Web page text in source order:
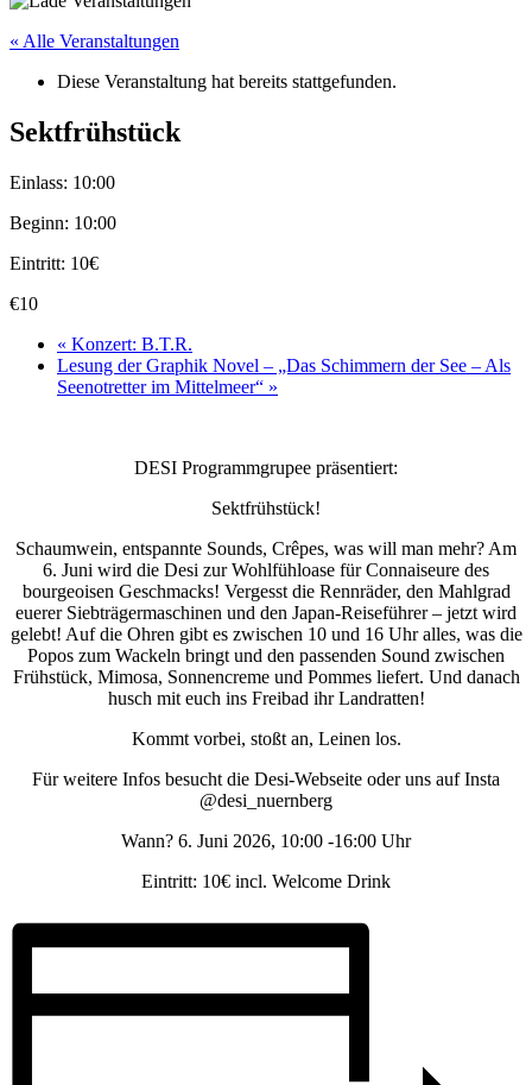
« Alle Veranstaltungen
Diese Veranstaltung hat bereits stattgefunden.
Sektfrühstück
Einlass: 10:00
Beginn: 10:00
Eintritt: 10€
€10
« Konzert: B.T.R.
Lesung der Graphik Novel – „Das Schimmern der See – Als
Seenotretter im Mittelmeer“ »
DESI Programmgrupee präsentiert:
Sektfrühstück!
Schaumwein, entspannte Sounds, Crêpes, was will man mehr? Am
6. Juni wird die Desi zur Wohlfühloase für Connaiseure des
bourgeoisen Geschmacks! Vergesst die Rennräder, den Mahlgrad
euerer Siebträgermaschinen und den Japan-Reiseführer – jetzt wird
gelebt! Auf die Ohren gibt es zwischen 10 und 16 Uhr alles, was die
Popos zum Wackeln bringt und den passenden Sound zwischen
Frühstück, Mimosa, Sonnencreme und Pommes liefert. Und danach
husch mit euch ins Freibad ihr Landratten!
Kommt vorbei, stoßt an, Leinen los.
Für weitere Infos besucht die Desi-Webseite oder uns auf Insta
@desi_nuernberg
Wann? 6. Juni 2026, 10:00 -16:00 Uhr
Eintritt: 10€ incl. Welcome Drink